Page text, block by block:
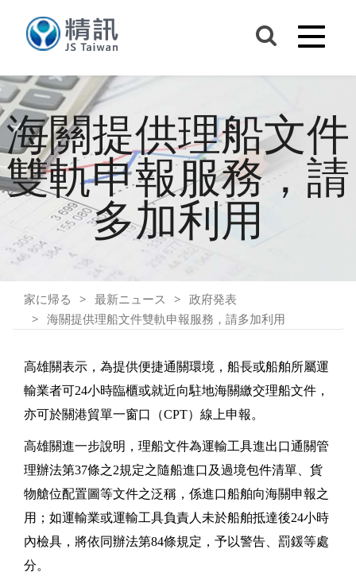
海關提供理船文件
雙軌申報服務，請
多加利用
家に帰る 最新ニュース
政府発表
海關提供理船文件雙軌申報服務，請多加利用
高雄關表示，為提供便捷通關環境，船長或船舶所屬運
輸業者可24小時臨櫃或就近向駐地海關繳交理船文件，
亦可於關港貿單一窗口（CPT）線上申報。
高雄關進一步說明，理船文件為運輸工具進出口通關管
理辦法第37條之2規定之隨船進口及過境包件清單、貨
物艙位配置圖等文件之泛稱，係進口船舶向海關申報之
用；如運輸業或運輸工具負責人未於船舶抵達後24小時
內檢具，將依同辦法第84條規定，予以警告、罰鍰等處
分。